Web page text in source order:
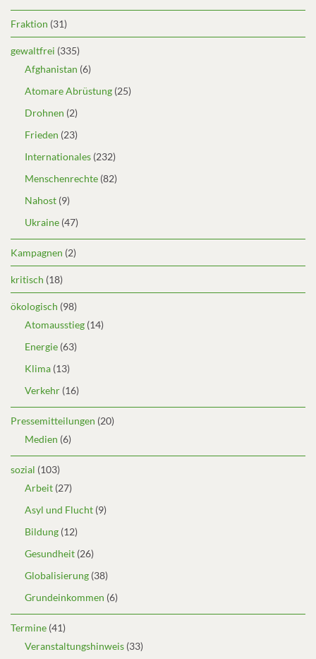
Fraktion (31)
gewaltfrei (335)
Afghanistan (6)
Atomare Abrüstung (25)
Drohnen (2)
Frieden (23)
Internationales (232)
Menschenrechte (82)
Nahost (9)
Ukraine (47)
Kampagnen (2)
kritisch (18)
ökologisch (98)
Atomausstieg (14)
Energie (63)
Klima (13)
Verkehr (16)
Pressemitteilungen (20)
Medien (6)
sozial (103)
Arbeit (27)
Asyl und Flucht (9)
Bildung (12)
Gesundheit (26)
Globalisierung (38)
Grundeinkommen (6)
Termine (41)
Veranstaltungshinweis (33)